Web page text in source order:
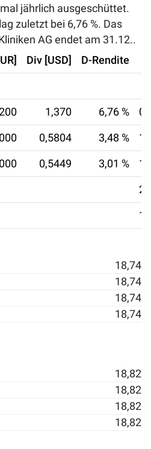
jährlich ausgeschüttet.
zuletzt bei 6,76 %. Das
AG endet am 31.12..
Div [USD] D-Rendite
1,370 6,76 %
0,5804 3,48 %
0,5449 3,01 %
18,74
18,74
18,74
18,74
18,82
18,82
18,82
18,82